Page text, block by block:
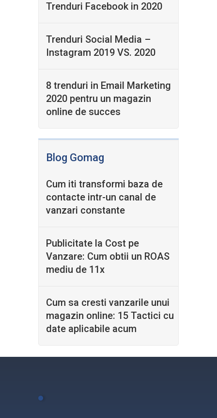
Trenduri Facebook in 2020
Trenduri Social Media –
Instagram 2019 VS. 2020
8 trenduri in Email Marketing
2020 pentru un magazin
online de succes
Blog Gomag
Cum iti transformi baza de
contacte intr-un canal de
vanzari constante
Publicitate la Cost pe
Vanzare: Cum obtii un ROAS
mediu de 11x
Cum sa cresti vanzarile unui
magazin online: 15 Tactici cu
date aplicabile acum